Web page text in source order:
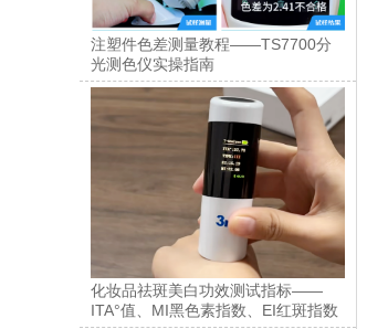
注塑件色差测量教程——TS7700分
光测色仪实操指南
化妆品祛斑美白功效测试指标——
ITA°值、MI黑色素指数、EI红斑指数